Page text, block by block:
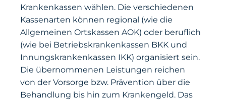
Krankenkassen wählen. Die verschiedenen
Kassenarten können regional (wie die
Allgemeinen Ortskassen AOK) oder beruflich
(wie bei Betriebskrankenkassen BKK und
Innungskrankenkassen IKK) organisiert sein.
Die übernommenen Leistungen reichen
von der Vorsorge bzw. Prävention über die
Behandlung bis hin zum Krankengeld. Das